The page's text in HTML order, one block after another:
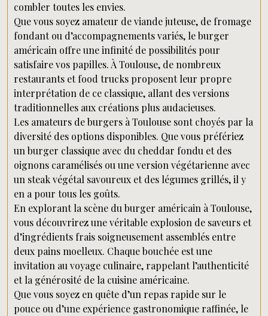
combler toutes les envies.
Que vous soyez amateur de viande juteuse, de fromage
fondant ou d’accompagnements variés, le burger
américain offre une infinité de possibilités pour
satisfaire vos papilles. À Toulouse, de nombreux
restaurants et food trucks proposent leur propre
interprétation de ce classique, allant des versions
traditionnelles aux créations plus audacieuses.
Les amateurs de burgers à Toulouse sont choyés par la
diversité des options disponibles. Que vous préfériez
un burger classique avec du cheddar fondu et des
oignons caramélisés ou une version végétarienne avec
un steak végétal savoureux et des légumes grillés, il y
en a pour tous les goûts.
En explorant la scène du burger américain à Toulouse,
vous découvrirez une véritable explosion de saveurs et
d’ingrédients frais soigneusement assemblés entre
deux pains moelleux. Chaque bouchée est une
invitation au voyage culinaire, rappelant l’authenticité
et la générosité de la cuisine américaine.
Que vous soyez en quête d’un repas rapide sur le
pouce ou d’une expérience gastronomique raffinée, le